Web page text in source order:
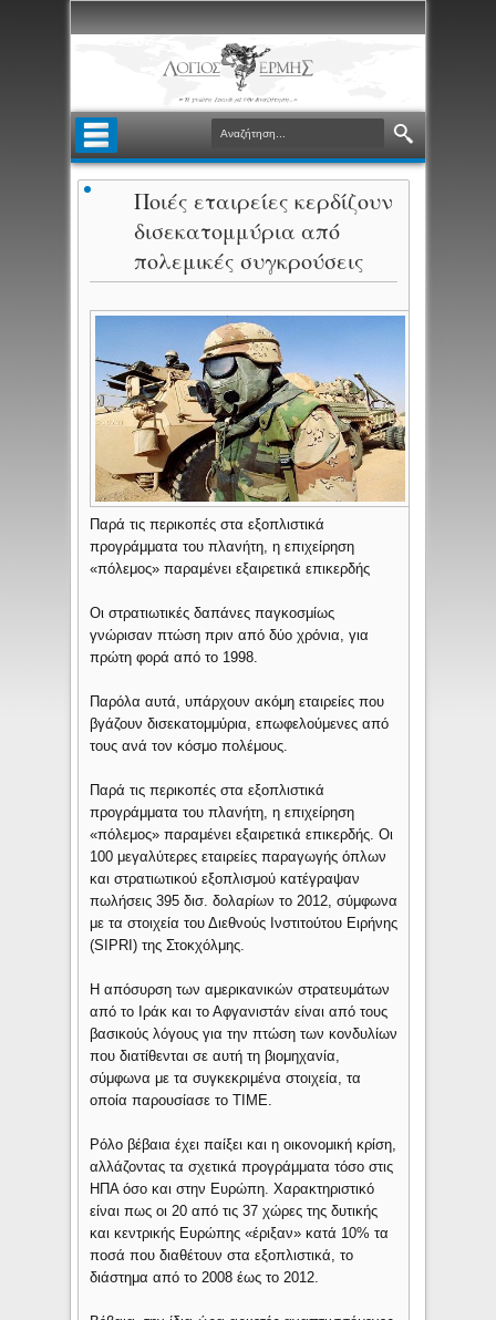
Ποιές εταιρείες κερδίζουν
δισεκατομμύρια από
πολεμικές συγκρούσεις
Παρά τις περικοπές στα εξοπλιστικά
προγράμματα του πλανήτη, η επιχείρηση
«πόλεμος» παραμένει εξαιρετικά επικερδής
Οι στρατιωτικές δαπάνες παγκοσμίως
γνώρισαν πτώση πριν από δύο χρόνια, για
πρώτη φορά από το 1998.
Παρόλα αυτά, υπάρχουν ακόμη εταιρείες που
βγάζουν δισεκατομμύρια, επωφελούμενες από
τους ανά τον κόσμο πολέμους.
Παρά τις περικοπές στα εξοπλιστικά
προγράμματα του πλανήτη, η επιχείρηση
«πόλεμος» παραμένει εξαιρετικά επικερδής. Οι
100 μεγαλύτερες εταιρείες παραγωγής όπλων
και στρατιωτικού εξοπλισμού κατέγραψαν
πωλήσεις 395 δισ. δολαρίων το 2012, σύμφωνα
με τα στοιχεία του Διεθνούς Ινστιτούτου Ειρήνης
(SIPRI) της Στοκχόλμης.
Η απόσυρση των αμερικανικών στρατευμάτων
από το Ιράκ και το Αφγανιστάν είναι από τους
βασικούς λόγους για την πτώση των κονδυλίων
που διατίθενται σε αυτή τη βιομηχανία,
σύμφωνα με τα συγκεκριμένα στοιχεία, τα
οποία παρουσίασε το TIME.
Ρόλο βέβαια έχει παίξει και η οικονομική κρίση,
αλλάζοντας τα σχετικά προγράμματα τόσο στις
ΗΠΑ όσο και στην Ευρώπη. Χαρακτηριστικό
είναι πως οι 20 από τις 37 χώρες της δυτικής
και κεντρικής Ευρώπης «έριξαν» κατά 10% τα
ποσά που διαθέτουν στα εξοπλιστικά, το
διάστημα από το 2008 έως το 2012.